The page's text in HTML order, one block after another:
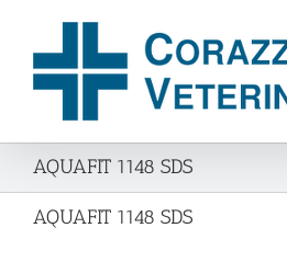
contenuto
AQUAFIT 1148 SDS
AQUAFIT 1148 SDS